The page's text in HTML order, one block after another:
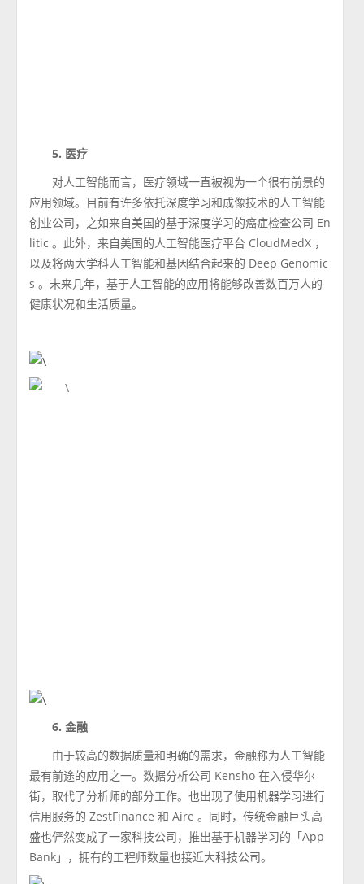
5. 医疗
对人工智能而言，医疗领域一直被视为一个很有前景的
应用领域。目前有许多依托深度学习和成像技术的人工智能
创业公司，之如来自美国的基于深度学习的癌症检查公司 En
litic 。此外，来自美国的人工智能医疗平台 CloudMedX ，
以及将两大学科人工智能和基因结合起来的 Deep Genomic
s 。未来几年，基于人工智能的应用将能够改善数百万人的
健康状况和生活质量。
6. 金融
由于较高的数据质量和明确的需求，金融称为人工智能
最有前途的应用之一。数据分析公司 Kensho 在入侵华尔
街，取代了分析师的部分工作。也出现了使用机器学习进行
信用服务的 ZestFinance 和 Aire 。同时，传统金融巨头高
盛也俨然变成了一家科技公司，推出基于机器学习的「App
Bank」，拥有的工程师数量也接近大科技公司。